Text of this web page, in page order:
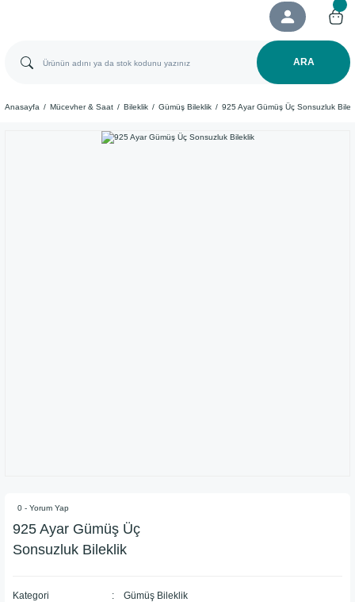
ARA
Anasayfa Mücevher & Saat Bileklik Gümüş Bileklik 925 Ayar Gümüş Üç Sonsuzluk
0 - Yorum Yap
925 Ayar Gümüş Üç
Sonsuzluk Bileklik
Kategori Gümüş Bileklik